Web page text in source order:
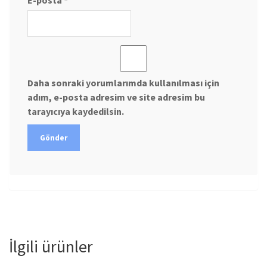
Daha sonraki yorumlarımda kullanılması için
adım, e-posta adresim ve site adresim bu
tarayıcıya kaydedilsin.
İlgili ürünler